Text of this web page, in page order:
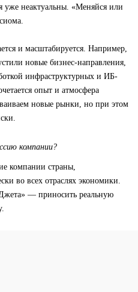
уже неактуальны. «Меняйся или
и масштабируется. Например,
новые бизнес-направления,
инфраструктурных и ИБ-
опыт и атмосфера
новые рынки, но при этом
компании?
компании страны,
во всех отраслях экономики.
— приносить реальную